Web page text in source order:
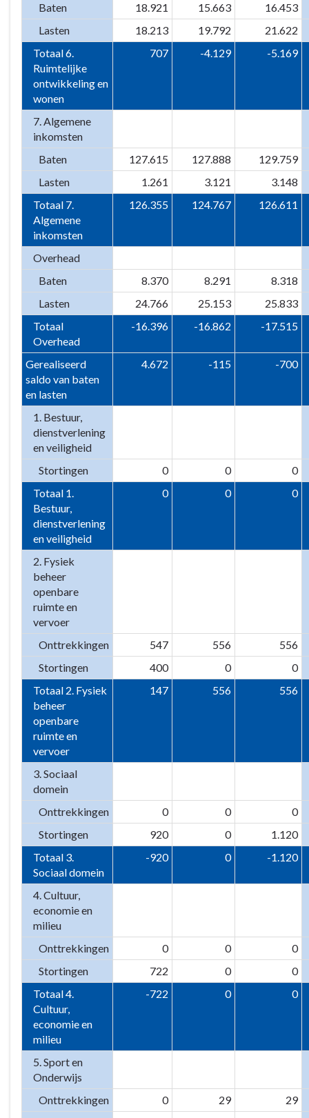
Baten
18.921 15.663
16.453
Lasten
18.213 19.792
21.622
Totaal 6.
Ruimtelijke
ontwikkeling en
wonen
707 -4.129 -5.169
7. Algemene
inkomsten
Baten
127.615 127.888
129.759
Lasten
1.261 3.121
3.148
Totaal 7.
Algemene
inkomsten
126.355 124.767 126.611
Overhead
Baten
8.370 8.291
8.318
Lasten
24.766 25.153
25.833
Totaal
Overhead
-16.396 -16.862 -17.515
Gerealiseerd
saldo van baten
en lasten
4.672 -115 -700
1. Bestuur,
dienstverlening
en veiligheid
Stortingen
0 0
0
Totaal 1.
Bestuur,
dienstverlening
en veiligheid
0 0 0
2. Fysiek
beheer
openbare
ruimte en
vervoer
Onttrekkingen
547 556
556
Stortingen
400 0
0
Totaal 2. Fysiek
beheer
openbare
ruimte en
vervoer
147 556 556
3. Sociaal
domein
Onttrekkingen
0 0
0
Stortingen
920 0
1.120
Totaal 3.
Sociaal domein
-920 0 -1.120
4. Cultuur,
economie en
milieu
Onttrekkingen
0 0
0
Stortingen
722 0
0
Totaal 4.
Cultuur,
economie en
milieu
-722 0 0
5. Sport en
Onderwijs
Onttrekkingen
0 29
29